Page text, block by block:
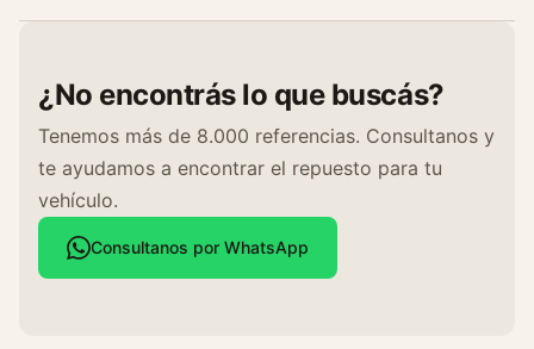
¿No encontrás lo que buscás?
Tenemos más de 8.000 referencias. Consultanos y
te ayudamos a encontrar el repuesto para tu
vehículo.
Consultanos por WhatsApp